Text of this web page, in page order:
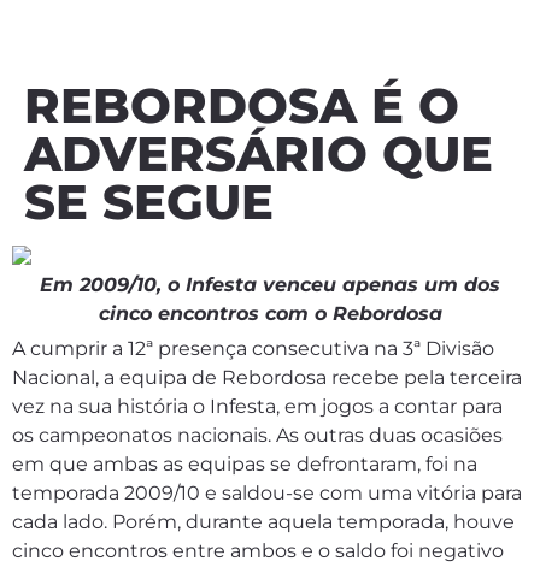
REBORDOSA É O
ADVERSÁRIO QUE
SE SEGUE
Em 2009/10, o Infesta venceu apenas um dos
cinco encontros com o Rebordosa
A cumprir a 12ª presença consecutiva na 3ª Divisão
Nacional, a equipa de Rebordosa recebe pela terceira
vez na sua história o Infesta, em jogos a contar para
os campeonatos nacionais. As outras duas ocasiões
em que ambas as equipas se defrontaram, foi na
temporada 2009/10 e saldou-se com uma vitória para
cada lado. Porém, durante aquela temporada, houve
cinco encontros entre ambos e o saldo foi negativo